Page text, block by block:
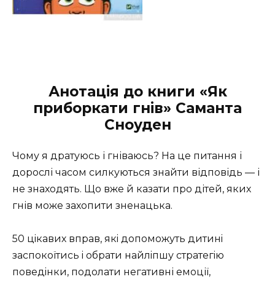
Анотація до книги «Як
приборкати гнів» Саманта
Сноуден
Чому я дратуюсь і гніваюсь? На це питання і
дорослі часом силкуються знайти відповідь — і
не знаходять. Що вже й казати про дітей, яких
гнів може захопити зненацька.
50 цiкавих вправ, якi допоможуть дитинi
заспокоїтись i обрати найлiпшу стратегiю
поведiнки, подолати негативні емоції,